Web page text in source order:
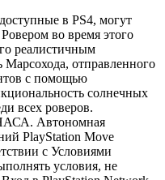
в PS4, могут
во время этого
реалистичным
отправленного
с помощью
солнечных
всех роверов.
Автономная
PlayStation Move
с Условиями
условия, не